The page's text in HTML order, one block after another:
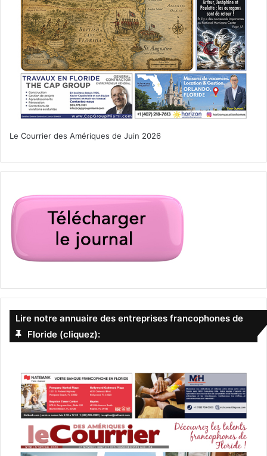
Le Courrier des Amériques de Juin 2026
Lire notre annuaire des entreprises francophones de
Floride (cliquez):